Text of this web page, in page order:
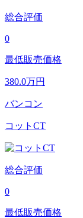
総合評価
0
最低販売価格
380.0万円
バンコン
コットCT
総合評価
0
最低販売価格